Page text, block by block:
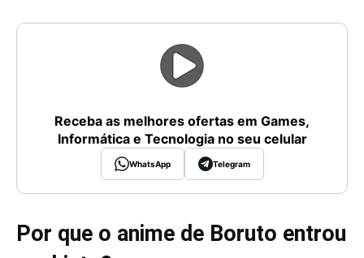
Receba as melhores ofertas em Games,
Informática e Tecnologia no seu celular
WhatsApp Telegram
Por que o anime de Boruto entrou